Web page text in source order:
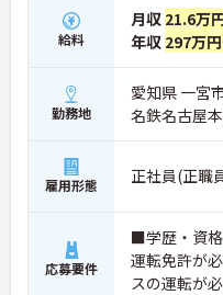
給料
月収 21.6万
年収 297万
勤務地
愛知県 一宮
名鉄名古屋
雇用形態 正社員(正職
応募要件
■学歴・資
運転免許が
スの運転が